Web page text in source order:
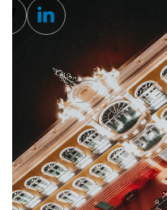
de
vídeo
TwitterLinkedin